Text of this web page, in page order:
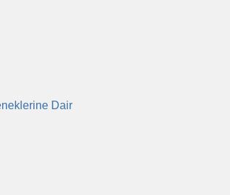
Dair